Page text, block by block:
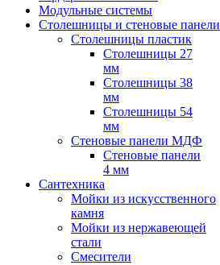
Модульные системы
Столешницы и стеновые панели
Столешницы пластик
Столешницы 27
мм
Столешницы 38
мм
Столешницы 54
мм
Стеновые панели МДФ
Стеновые панели
4 мм
Сантехника
Мойки из искусственного
камня
Мойки из нержавеющей
стали
Смесители